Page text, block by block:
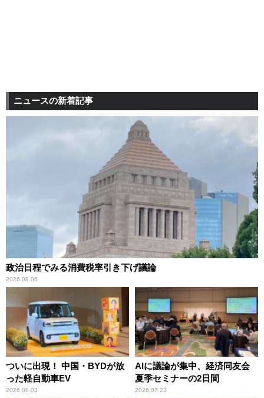
ニュースの新着記事
政治日程でみる消費税率引き下げ議論
2026.08.06
ついに出現！ 中国・BYDが放
った軽自動車EV
2026.08.03
AIに議論が集中、経済同友会
夏季セミナーの2日間
2026.07.23